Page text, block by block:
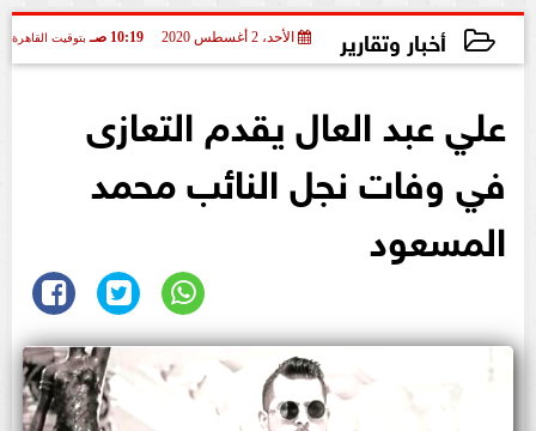
أخبار وتقارير الأحد، 2 أغسطس 2020 10:19 صـ بتوقيت القاهرة
علي عبد العال يقدم التعازى
في وفات نجل النائب محمد
المسعود